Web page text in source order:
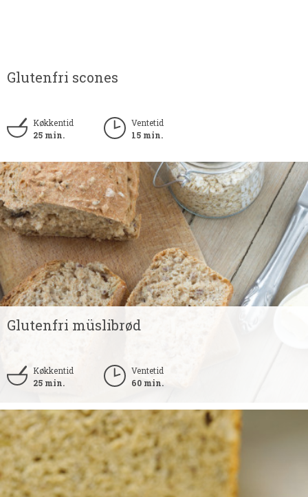
Glutenfri scones
Køkkentid
25 min.
Ventetid
15 min.
Glutenfri müslibrød
Køkkentid
25 min.
Ventetid
60 min.